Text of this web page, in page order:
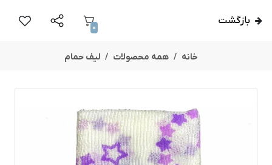
بازگشت
0
خانه همه محصولات لیف حمام